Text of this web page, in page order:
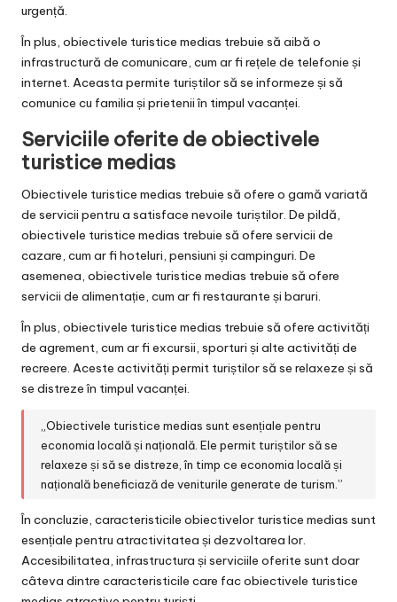
urgență.
În plus, obiectivele turistice medias trebuie să aibă o
infrastructură de comunicare, cum ar fi rețele de telefonie și
internet. Aceasta permite turiștilor să se informeze și să
comunice cu familia și prietenii în timpul vacanței.
Serviciile oferite de obiectivele
turistice medias
Obiectivele turistice medias trebuie să ofere o gamă variată
de servicii pentru a satisface nevoile turiștilor. De pildă,
obiectivele turistice medias trebuie să ofere servicii de
cazare, cum ar fi hoteluri, pensiuni și campinguri. De
asemenea, obiectivele turistice medias trebuie să ofere
servicii de alimentație, cum ar fi restaurante și baruri.
În plus, obiectivele turistice medias trebuie să ofere activități
de agrement, cum ar fi excursii, sporturi și alte activități de
recreere. Aceste activități permit turiștilor să se relaxeze și să
se distreze în timpul vacanței.
„Obiectivele turistice medias sunt esențiale pentru
economia locală și națională. Ele permit turiștilor să se
relaxeze și să se distreze, în timp ce economia locală și
națională beneficiază de veniturile generate de turism.”
În concluzie, caracteristicile obiectivelor turistice medias sunt
esențiale pentru atractivitatea și dezvoltarea lor.
Accesibilitatea, infrastructura și serviciile oferite sunt doar
câteva dintre caracteristicile care fac obiectivele turistice